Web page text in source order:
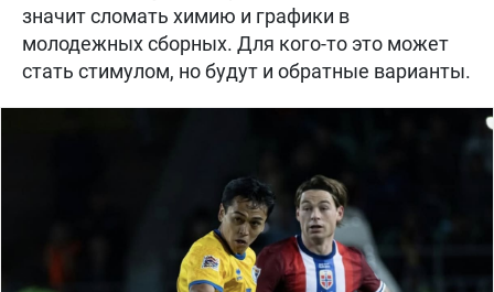
значит сломать химию и графики в
молодежных сборных. Для кого-то это может
стать стимулом, но будут и обратные варианты.